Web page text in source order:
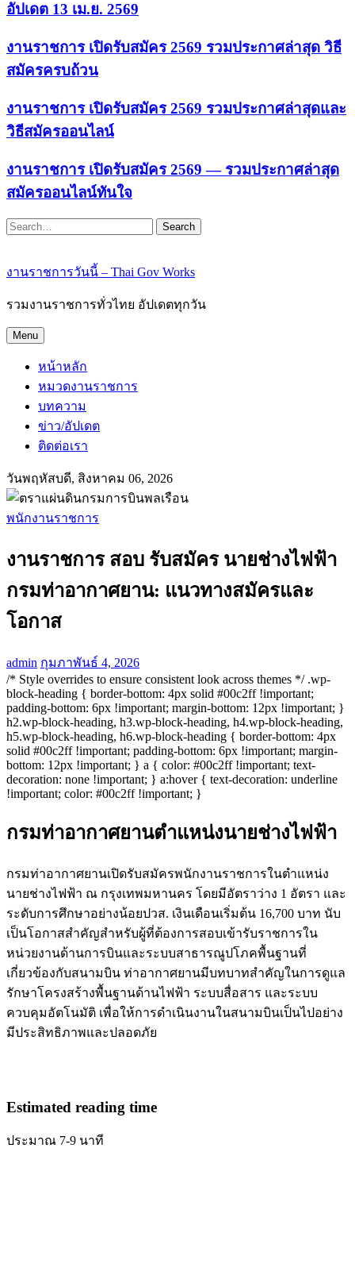
อัปเดต 13 เม.ย. 2569
งานราชการ เปิดรับสมัคร 2569 รวมประกาศล่าสุด วิธี
สมัครครบถ้วน
งานราชการ เปิดรับสมัคร 2569 รวมประกาศล่าสุดและ
วิธีสมัครออนไลน์
งานราชการ เปิดรับสมัคร 2569 — รวมประกาศล่าสุด
สมัครออนไลน์ทันใจ
Search
งานราชการวันนี้ – Thai Gov Works
รวมงานราชการทั่วไทย อัปเดตทุกวัน
Menu
หน้าหลัก
หมวดงานราชการ
บทความ
ข่าว/อัปเดต
ติดต่อเรา
วันพฤหัสบดี, สิงหาคม 06, 2026
พนักงานราชการ
งานราชการ สอบ รับสมัคร นายช่างไฟฟ้า
กรมท่าอากาศยาน: แนวทางสมัครและ
โอกาส
admin กุมภาพันธ์ 4, 2026
/* Style overrides to ensure consistent look across themes */ .wp-
block-heading { border-bottom: 4px solid #00c2ff !important;
padding-bottom: 6px !important; margin-bottom: 12px !important; }
h2.wp-block-heading, h3.wp-block-heading, h4.wp-block-heading,
h5.wp-block-heading, h6.wp-block-heading { border-bottom: 4px
solid #00c2ff !important; padding-bottom: 6px !important; margin-
bottom: 12px !important; } a { color: #00c2ff !important; text-
decoration: none !important; } a:hover { text-decoration: underline
!important; color: #00c2ff !important; }
กรมท่าอากาศยานตำแหน่งนายช่างไฟฟ้า
กรมท่าอากาศยานเปิดรับสมัครพนักงานราชการในตำแหน่ง
นายช่างไฟฟ้า ณ กรุงเทพมหานคร โดยมีอัตราว่าง 1 อัตรา และ
ระดับการศึกษาอย่างน้อยปวส. เงินเดือนเริ่มต้น 16,700 บาท นับ
เป็นโอกาสสำคัญสำหรับผู้ที่ต้องการสอบเข้ารับราชการใน
หน่วยงานด้านการบินและระบบสาธารณูปโภคพื้นฐานที่
เกี่ยวข้องกับสนามบิน ท่าอากาศยานมีบทบาทสำคัญในการดูแล
รักษาโครงสร้างพื้นฐานด้านไฟฟ้า ระบบสื่อสาร และระบบ
ควบคุมอัตโนมัติ เพื่อให้การดำเนินงานในสนามบินเป็นไปอย่าง
มีประสิทธิภาพและปลอดภัย
Estimated reading time
ประมาณ 7-9 นาที